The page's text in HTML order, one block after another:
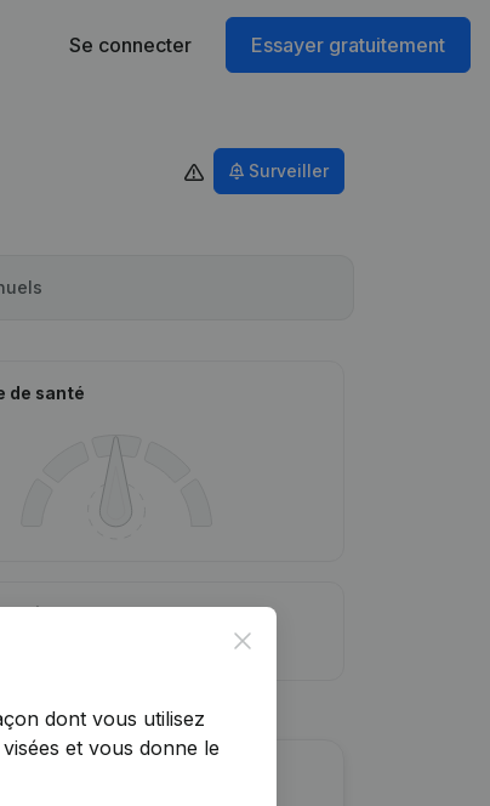
Se connecter Essayer gratuitement
Surveiller
de santé
entreprise ?
Close
dont vous utilisez
et vous donne le